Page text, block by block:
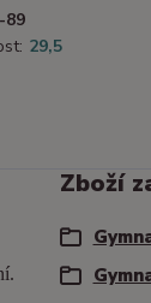
89
29,5
Zboží